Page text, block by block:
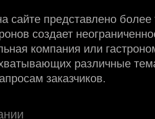
сайте представлено
создает
компания или
различные
заказчиков.